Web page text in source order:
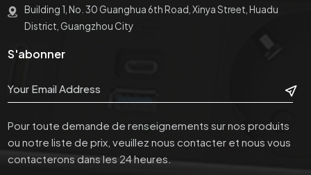
Building 1, No. 30 Guanghua 6th Road, Xinya Street, Huadu
District, Guangzhou City
S'abonner
Pour toute demande de renseignements sur nos produits
ou notre liste de prix, veuillez nous contacter et nous vous
contacterons dans les 24 heures.